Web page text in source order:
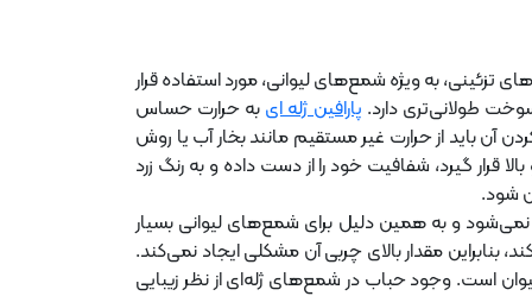
تزئینی، به ویژه شمع‌های لیوانی، مورد استفاده قرار
طولانی‌تری دارد. پارافین ژله ای به حرارت حساس
آن باید از حرارت غیر مستقیم مانند بخار آب یا روش
قرار گیرد، شفافیت خود را از دست داده و به رنگ زرد
شود.
نمی‌شود و به همین دلیل برای شمع‌های لیوانی بسیار
مقدار بالای چربی آن مشکلی ایجاد نمی‌کند.
است. وجود حباب در شمع‌های ژله‌ای از نظر زیبایی